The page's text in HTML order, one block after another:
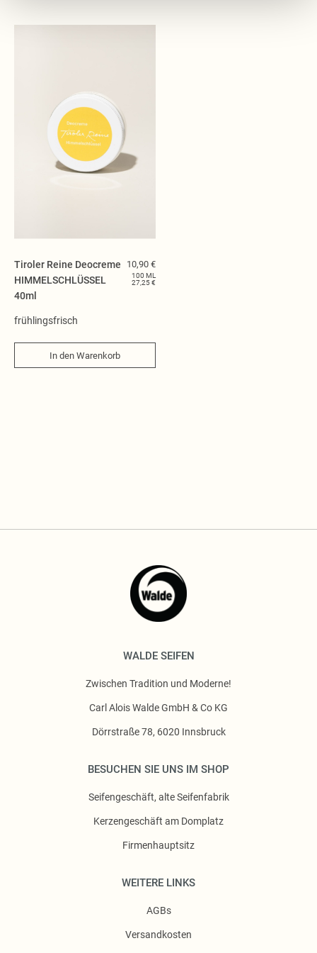
Tiroler Reine Deocreme
HIMMELSCHLÜSSEL
40ml
10,90 €
100 ML
27,25 €
frühlingsfrisch
In den Warenkorb
WALDE SEIFEN
Zwischen Tradition und Moderne!
Carl Alois Walde GmbH & Co KG
Dörrstraße 78, 6020 Innsbruck
BESUCHEN SIE UNS IM SHOP
Seifengeschäft, alte Seifenfabrik
Kerzengeschäft am Domplatz
Firmenhauptsitz
WEITERE LINKS
AGBs
Versandkosten